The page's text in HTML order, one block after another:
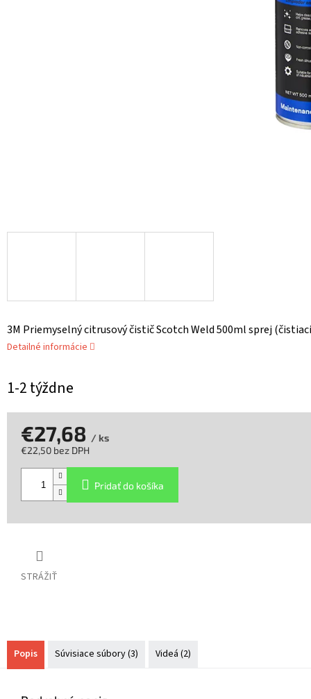
1-2 týždne
3M Priemyselný citrusový čistič Scotch Weld 500ml sprej
Detailné informácie
STRÁŽIŤ
€27,68 / ks
€22,50 bez DPH
Pridať do košíka
Popis Súvisiace súbory (3) Videá (2)